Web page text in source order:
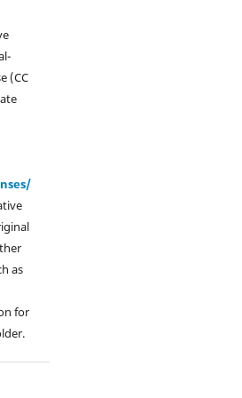
(CC
as
for